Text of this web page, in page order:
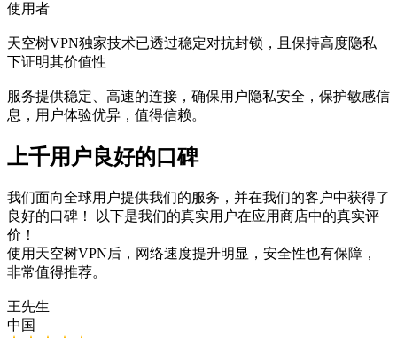
使用者
天空树VPN独家技术已透过稳定对抗封锁，且保持高度隐私
下证明其价值性
服务提供稳定、高速的连接，确保用户隐私安全，保护敏感信
息，用户体验优异，值得信赖。
上千用户良好的口碑
我们面向全球用户提供我们的服务，并在我们的客户中获得了
良好的口碑！ 以下是我们的真实用户在应用商店中的真实评
价！
使用天空树VPN后，网络速度提升明显，安全性也有保障，
非常值得推荐。
王先生
中国